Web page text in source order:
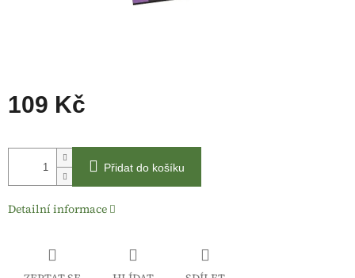
109 Kč
cena:
Přidat do košíku
Detailní informace